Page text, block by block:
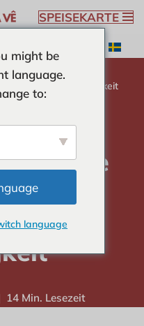
SPEISEKARTE
Entdecken Sie die
brasilianischen Süßigkeit
dieser
14 Min. Lesezeit
might be
language.
to:
language